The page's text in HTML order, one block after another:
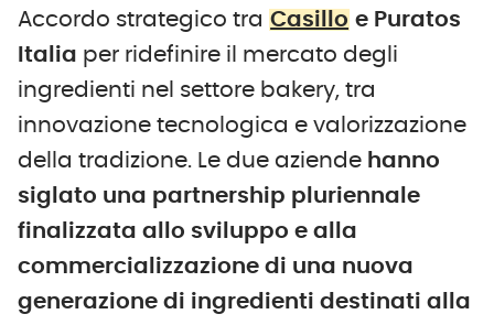
Accordo strategico tra Casillo e Puratos
Italia per ridefinire il mercato degli
ingredienti nel settore bakery, tra
innovazione tecnologica e valorizzazione
della tradizione. Le due aziende hanno
siglato una partnership pluriennale
finalizzata allo sviluppo e alla
commercializzazione di una nuova
generazione di ingredienti destinati alla